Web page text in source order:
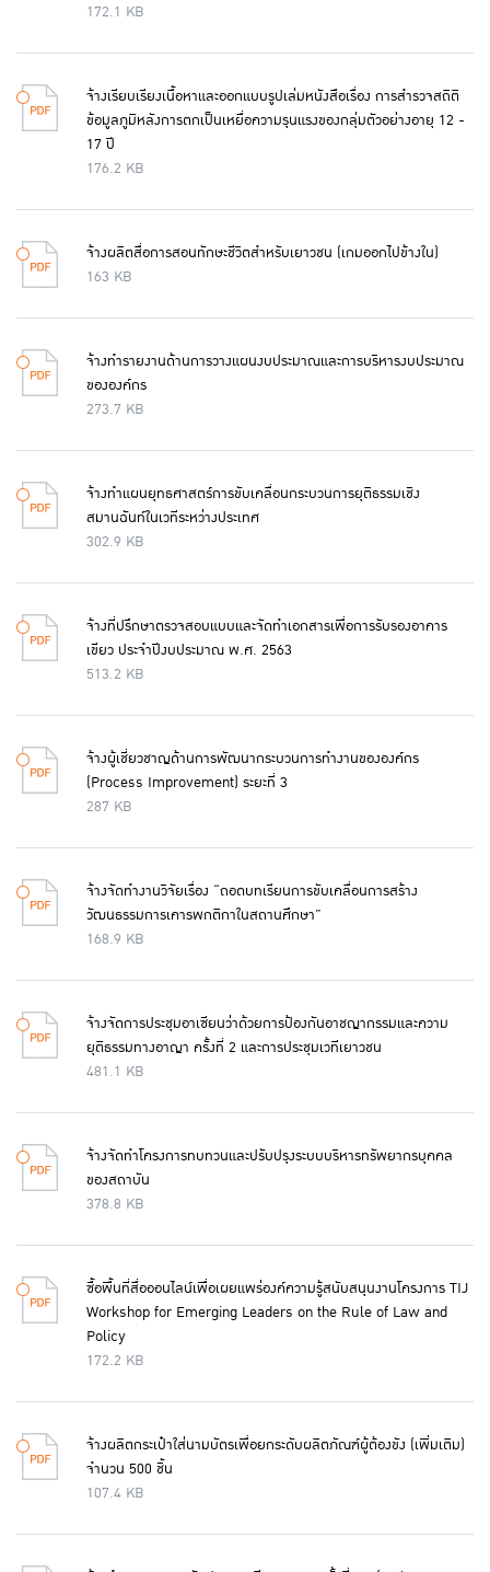
172.1 KB
จ้างเรียบเรียงเนื้อหาและออกแบบรูปเล่มหนังสือเรื่อง การสำรวจสถิติ
ข้อมูลภูมิหลังการตกเป็นเหยื่อความรุนแรงของกลุ่มตัวอย่างอายุ 12 -
17 ปี
176.2 KB
จ้างผลิตสื่อการสอนทักษะชีวิตสำหรับเยาวชน (เกมออกไปข้างใน)
163 KB
จ้างทำรายงานด้านการวางแผนงบประมาณและการบริหารงบประมาณ
ขององค์กร
273.7 KB
จ้างทำแผนยุทธศาสตร์การขับเคลื่อนกระบวนการยุติธรรมเชิง
สมานฉันท์ในเวทีระหว่างประเทศ
302.9 KB
จ้างที่ปรึกษาตรวจสอบแบบและจัดทำเอกสารเพื่อการรับรองอาคาร
เขียว ประจำปีงบประมาณ พ.ศ. 2563
513.2 KB
จ้างผู้เชี่ยวชาญด้านการพัฒนากระบวนการทำงานขององค์กร
(Process Improvement) ระยะที่ 3
287 KB
จ้างจัดทำงานวิจัยเรื่อง “ถอดบทเรียนการขับเคลื่อนการสร้าง
วัฒนธรรมการเคารพกติกาในสถานศึกษา”
168.9 KB
จ้างจัดการประชุมอาเซียนว่าด้วยการป้องกันอาชญากรรมและความ
ยุติธรรมทางอาญา ครั้งที่ 2 และการประชุมเวทีเยาวชน
481.1 KB
จ้างจัดทำโครงการทบทวนและปรับปรุงระบบบริหารทรัพยากรบุคคล
ของสถาบัน
378.8 KB
ซื้อพื้นที่สื่อออนไลน์เพื่อเผยแพร่องค์ความรู้สนับสนุนงานโครงการ TIJ
Workshop for Emerging Leaders on the Rule of Law and
Policy
172.2 KB
จ้างผลิตกระเป๋าใส่นามบัตรเพื่อยกระดับผลิตภัณฑ์ผู้ต้องขัง (เพิ่มเติม)
จำนวน 500 ชิ้น
107.4 KB